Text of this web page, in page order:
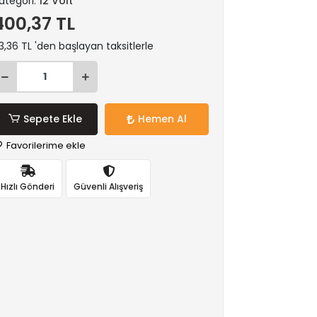
TL
TL 'den başlayan taksitlerle
Sepete Ekle Hemen Al
Favorilerime ekle
Hızlı Gönderi Güvenli Alışveriş